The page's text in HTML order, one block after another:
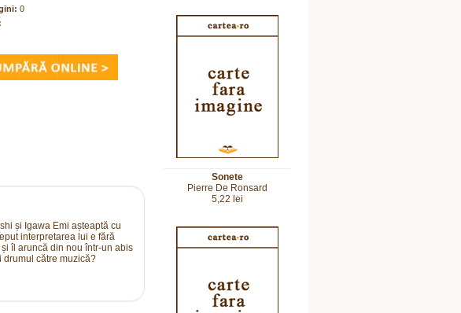
0
și Igawa Emi așteaptă cu
interpretarea lui e fără
îl aruncă din nou într-un abis
drumul către muzică?
Sonete
Pierre De Ronsard
5,22 lei